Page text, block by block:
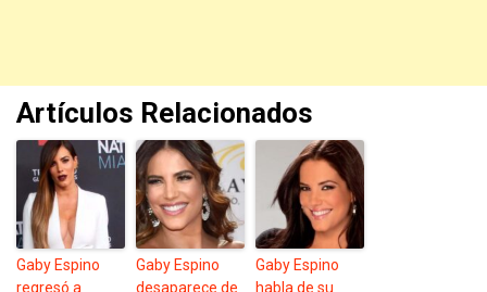
Artículos Relacionados
Gaby Espino
regresó a
Gaby Espino
desaparece de
Gaby Espino
habla de su